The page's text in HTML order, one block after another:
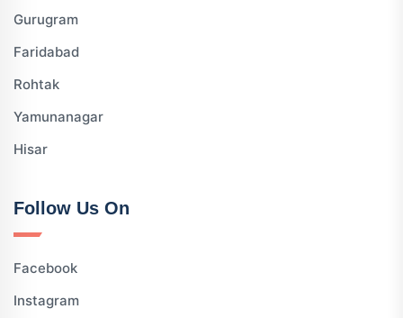
Gurugram
Faridabad
Rohtak
Yamunanagar
Hisar
Follow Us On
Facebook
Instagram